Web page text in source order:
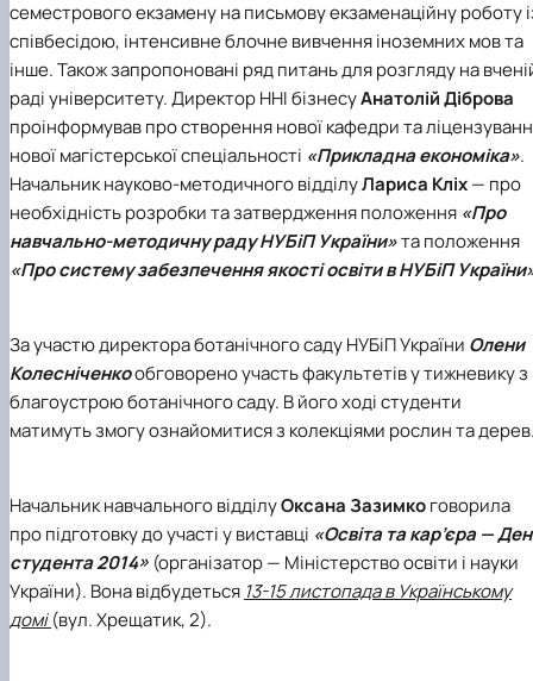
Іноземні мови
Працевлаштування
Їдальні та буфети
Студентські квитки
Центр вивчення мов
Психологічна підтримка
Інклюзивне середовище
Рада молодих вчених
Наукові школи
Стартап школа НУБіП України
Методичні рекомендації, пам'ятки
Форми документів
Патентно-ліцензійна діяльність
ЦКНО «Агропромисловий комплекс, лісове і
садово-паркове господарство, ветеринарна
медицина»
Обладнання НУБіП України
Біоетична комісія
Наукові видання
Досліднику та автору
Звіт про проведення НТЗ
Наукові журнали НУБіП України
Наукові журнали НУБіП України (English)
Пам'ятка про проведення науково-
заходів
Порядок планування та організації
проведення НТЗ
Результати науково-технічних заходів
Наука для бізнесу
Каталог наукових послуг
«SEB-2024»
«SEB-2025»
Наглядова рада
Рада роботодавців
Благодійний фонд «Голосіївська ініціатива
2020»
Історія університету
Видатні випускники та працівники
Звіт ректора
Пам'яті захисників України
Почесні доктори і професори НУБіП України
Пресслужба
Університетський кур'єр
Вибори ректора
Програма розвитку університету
ініціатива – 2025»
Доступ до публічної інформації
Державні закупівлі
Офіційна символіка
Антикорупційні заходи
Уповноважена особа з питань запобігання
виявлення корупції
Положення про антикорупційного
уповноваженого НУБіП України
Національні нормативно-правові акти
Нормативно-правові акти НУБіП України
Інформаційні ресурси НАЗК
Контактна інформація
семестрового екзамену на письмову екзаменаційну роботу
співбесідою, інтенсивне блочне вивчення іноземних мов та
інше. Також запропоновані ряд питань для розгляду на
раді університету. Директор ННІ бізнесуАнатолій Діброва
проінформував про створення нової кафедри та
нової магістерської спеціальності «Прикладна економіка».
Начальник науково-методичного відділуЛариса Кліх— про
необхідність розробки та затвердження положення «Про
навчально-методичну раду НУБіП України»та положення
«Про систему забезпечення якості освіти в НУБіП
За участю директора ботанічного саду НУБіП України Олени
Колесніченкообговорено участь факультетів у тижневику з
благоустрою ботанічного саду. В його ході студенти
матимуть змогу ознайомитися з колекціями рослин та
Начальник навчального відділуОксана Зазимкоговорила
про підготовку до участі у виставці «Освіта та кар’єра —
студента 2014» (організатор — Міністерство освіти і науки
України). Вона відбудеться 13-15 листопада в Українському
домі(вул. Хрещатик, 2).